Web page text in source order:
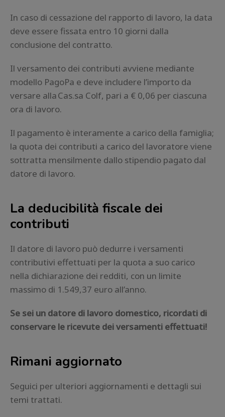
In caso di cessazione del rapporto di lavoro, la data
deve essere fissata entro 10 giorni dalla
conclusione del contratto.
Il versamento dei contributi avviene mediante
modello PagoPa e deve includere l’importo da
versare alla Cas.sa Colf, pari a € 0,06 per ciascuna
ora di lavoro.
Il pagamento è interamente a carico della famiglia;
la quota dei contributi a carico del lavoratore viene
sottratta mensilmente dallo stipendio pagato dal
datore di lavoro.
La deducibilità fiscale dei
contributi
Il datore di lavoro può dedurre i versamenti
contributivi effettuati per la quota a suo carico
nella dichiarazione dei redditi, con un limite
massimo di 1.549,37 euro all’anno.
Se sei un datore di lavoro domestico, ricordati di
conservare le ricevute dei versamenti effettuati!
Rimani aggiornato
Seguici per ulteriori aggiornamenti e dettagli sui
temi trattati.